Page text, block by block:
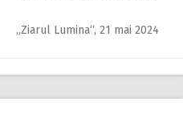
„Ziarul Lumina“, 21 mai 2024